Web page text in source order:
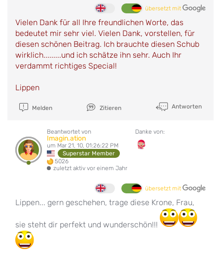
übersetzt mit
Vielen Dank für all Ihre freundlichen Worte, das
bedeutet mir sehr viel. Vielen Dank, vorstellen, für
diesen schönen Beitrag. Ich brauchte diesen Schub
wirklich.........und ich schätze ihn sehr. Auch Ihr
verdammt richtiges Special!
Lippen
Melden Zitieren Antworten
Beantwortet von
Imagin.ation
um Mar 21, 10, 01:26:22 PM
Superstar Member
5026
zuletzt aktiv vor einem Jahr
Danke von:
übersetzt mit
Lippen... gern geschehen, trage diese Krone, Frau,
sie steht dir perfekt und wunderschön!!!